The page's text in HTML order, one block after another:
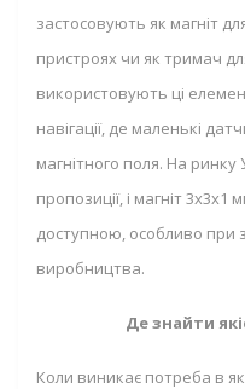
застосовують як магніт
пристроях чи як тримач
використовують ці
навігації, де маленькі
магнітного поля. На ринку
пропозиції, і магніт
доступною, особливо при
виробництва.
Де знайти
Коли виникає потреба в